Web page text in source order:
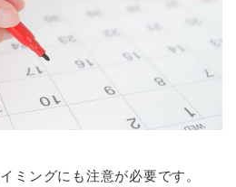
ミングにも注意が必要です。